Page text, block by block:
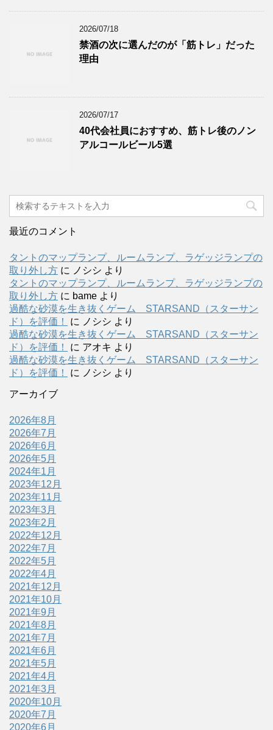
2026/07/18
禁酒の次に選んだのが「筋トレ」だった
理由
2026/07/17
40代会社員におすすめ、筋トレ後のノン
アルコールビール5選
最近のコメント
タントのマップランプ、ルームランプ、ラゲッジランプの
取り外し方 に ノシシ より
タントのマップランプ、ルームランプ、ラゲッジランプの
取り外し方 に bame より
過酷な砂漠を生き抜くゲーム STARSAND（スターサン
ド）を評価！
に ノシシ より
過酷な砂漠を生き抜くゲーム STARSAND（スターサン
ド）を評価！
に アオキ より
過酷な砂漠を生き抜くゲーム STARSAND（スターサン
ド）を評価！
に ノシシ より
アーカイブ
2026年8月
2026年7月
2026年6月
2026年5月
2024年1月
2023年12月
2023年11月
2023年3月
2023年2月
2022年12月
2022年7月
2022年5月
2022年4月
2021年12月
2021年10月
2021年9月
2021年8月
2021年7月
2021年6月
2021年5月
2021年4月
2021年3月
2020年10月
2020年7月
2020年6月